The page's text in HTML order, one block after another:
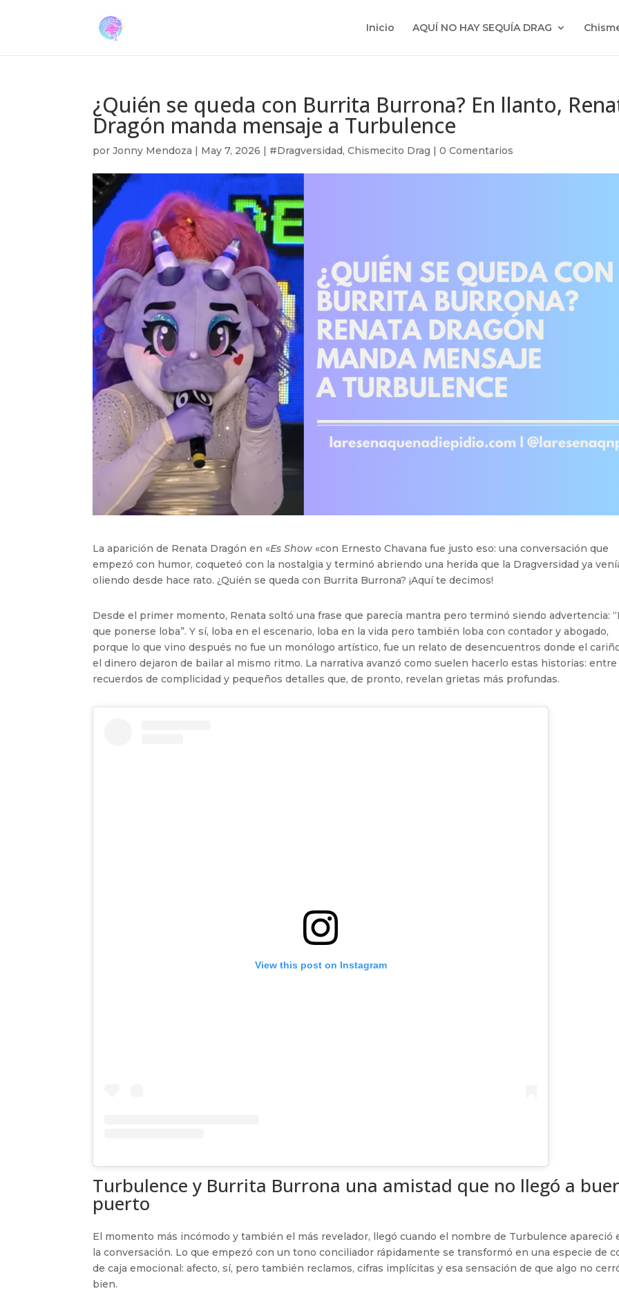
Inicio AQUÍ NO HAY SEQUÍA DRAG
¿Quién se queda con Burrita Burrona? En llanto,
Dragón manda mensaje a Turbulence
porJonny Mendoza | May 7, 2026 | #Dragversidad,Chismecito Drag |0 Comentarios
La aparición de Renata Dragón en «Es Show «con Ernesto Chavana fue justo eso: una conversación que
empezó con humor, coqueteó con la nostalgia y terminó abriendo una herida que la Dragversidad ya
oliendo desde hace rato. ¿Quién se queda con Burrita Burrona? ¡Aquí te decimos!
Desde el primer momento, Renata soltó una frase que parecía mantra pero terminó siendo advertencia:
que ponerse loba”. Y sí, loba en el escenario, loba en la vida pero también loba con contador y abogado,
porque lo que vino después no fue un monólogo artístico, fue un relato de desencuentros donde el
el dinero dejaron de bailar al mismo ritmo. La narrativa avanzó como suelen hacerlo estas historias: entre
recuerdos de complicidad y pequeños detalles que, de pronto, revelan grietas más profundas.
View this post on Instagram
Turbulence y Burrita Burrona una amistad que no llegó a
puerto
El momento más incómodo y también el más revelador, llegó cuando el nombre de Turbulence apareció
la conversación. Lo que empezó con un tono conciliador rápidamente se transformó en una especie de
de caja emocional: afecto, sí, pero también reclamos, cifras implícitas y esa sensación de que algo no
bien.